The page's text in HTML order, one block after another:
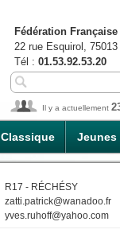
Classique Jeunes
Fédération
22 rue Esquirol,
Tél : 01.53.92.53.20
Il y a actuellement
R17 - RÉCHÉSY
zatti.patrick@wanadoo.fr
yves.ruhoff@yahoo.com